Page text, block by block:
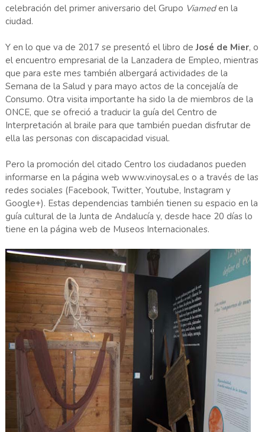
celebración del primer aniversario del Grupo Viameden la
ciudad.
Y en lo que va de 2017 se presentó el libro deJosé de Mier, o
el encuentro empresarial de la Lanzadera de Empleo, mientras
que para este mes también albergará actividades de la
Semana de la Salud y para mayo actos de la concejalía de
Consumo. Otra visita importante ha sido la de miembros de la
ONCE, que se ofreció a traducir la guía del Centro de
Interpretación al braile para que también puedan disfrutar de
ella las personas con discapacidad visual.
Pero la promoción del citado Centro los ciudadanos pueden
informarse en la página web www.vinoysal.es o a través de las
redes sociales (Facebook, Twitter, Youtube, Instagram y
Google+). Estas dependencias también tienen su espacio en la
guía cultural de la Junta de Andalucía y, desde hace 20 días lo
tiene en la página web de Museos Internacionales.